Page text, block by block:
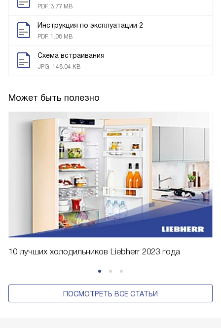
PDF, 3.77 MB
Инструкция по эксплуатации 2
PDF, 1.08 MB
Схема встраивания
JPG, 148.04 KB
Может быть полезно
10 лучших холодильников Liebherr 2023 года
ПОСМОТРЕТЬ ВСЕ СТАТЬИ